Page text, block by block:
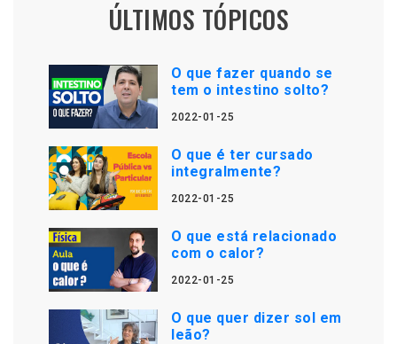
ÚLTIMOS TÓPICOS
O que fazer quando se
tem o intestino solto?
2022-01-25
O que é ter cursado
integralmente?
2022-01-25
O que está relacionado
com o calor?
2022-01-25
O que quer dizer sol em
leão?